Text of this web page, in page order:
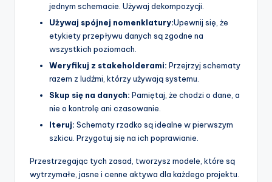
jednym schemacie. Używaj dekompozycji.
Używaj spójnej nomenklatury:Upewnij się, że
etykiety przepływu danych są zgodne na
wszystkich poziomach.
Weryfikuj z stakeholderami: Przejrzyj schematy
razem z ludźmi, którzy używają systemu.
Skup się na danych: Pamiętaj, że chodzi o dane, a
nie o kontrolę ani czasowanie.
Iteruj: Schematy rzadko są idealne w pierwszym
szkicu. Przygotuj się na ich poprawianie.
Przestrzegając tych zasad, tworzysz modele, które są
wytrzymałe, jasne i cenne aktywa dla każdego projektu.